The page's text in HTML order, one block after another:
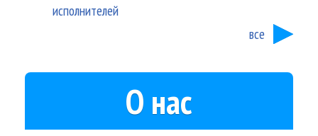
исполнителей
все
О нас